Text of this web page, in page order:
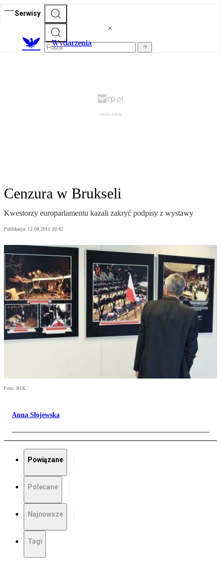
Serwisy
Wydarzenia
Cenzura w Brukseli
Kwestorzy europarlamentu kazali zakryć podpisy z wystawy
Publikacja: 12.04.2011 20:42
Foto: ROL
Anna Słojewska
Powiązane
Polecane
Najnowsze
Tagi